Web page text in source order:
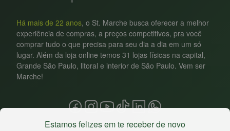
Há mais de 22 anos, o St. Marche busca oferecer a melhor
experiência de compras, a preços competitivos, pra você
comprar tudo o que precisa para seu dia a dia em um só
lugar. Além da loja online temos 31 lojas físicas na capital,
Grande São Paulo, litoral e interior de São Paulo. Vem ser
Marche!
Estamos felizes em te receber de novo